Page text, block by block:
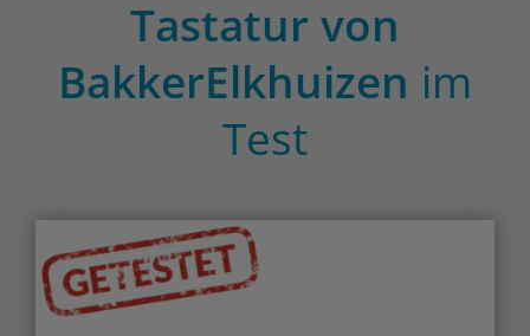
Tastatur von
BakkerElkhuizen im
Test